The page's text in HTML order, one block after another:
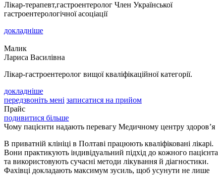
Лікар-терапевт,гастроентеролог Член Української
гастроентерологічної асоціації
докладніше
Малик
Лариса Василівна
Лікар-гастроентеролог вищої кваліфікаційної категорії.
докладніше
передзвоніть мені записатися на прийом
Прайс
подивитися більше
Чому пацієнти надають перевагу Медичному центру здоров’я
В приватній клініці в Полтаві працюють кваліфіковані лікарі.
Вони практикують індивідуальний підхід до кожного пацієнта
та використовують сучасні методи лікування й діагностики.
Фахівці докладають максимум зусиль, щоб усунути не лише